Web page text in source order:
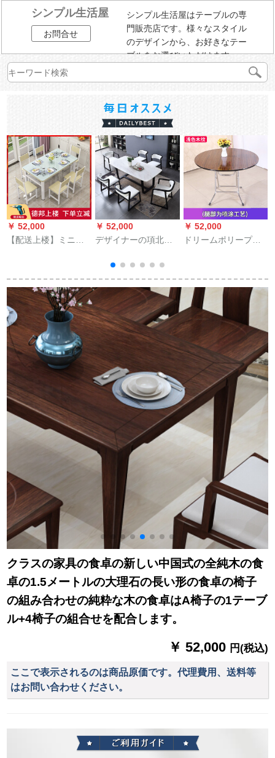
シンプル生活屋
お問合せ
シンプル生活屋はテーブルの専
門販売店です。様々なスタイル
のデザインから、お好きなテー
ブルをお選びいただけます。
￥ 52,000
【配送上楼】ミニテ
ーブル家庭用テーブ
ル白楓面+白波璃円角
120*75鋼木4椅子配合
￥ 52,000
デザイナーの項北欧
方形小タワーレスト
ラン軽奢大理石テー
ブルホテル家具モダ
シンプ1.6 m 1.8 m 6
人テーブル大理石テ
ーブル140*80 cm
￥ 52,000
ドリームポリープテ
テーブル正方形伸縮
テーブル麻雀テーブ
ル簡易大円卓ブラウ
ン【補強】塗装工芸
脚1.08 m
クラスの家具の食卓の新しい中国式の全純木の食
卓の1.5メートルの大理石の長い形の食卓の椅子
の組み合わせの純粋な木の食卓はA椅子の1テーブ
ル+4椅子の組合せを配合します。
￥ 52,000 円(税込)
ここで表示されるのは商品原価です。代理費用、送料等
はお問い合わせください。